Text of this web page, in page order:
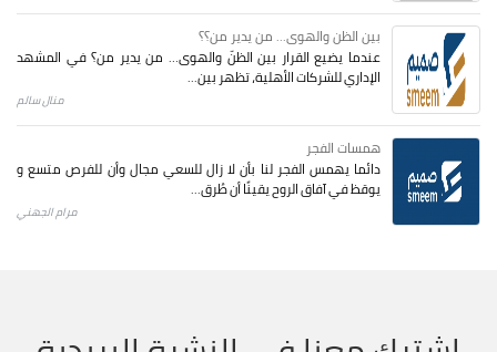
بين الظن والهوى... من يدير من؟؟
عندما يضيع القرار بين الظنّ والهوى… من يدير من؟ في المشهد
الإداري للشركات الأهلية، تظهر بين...
منال سالم
همسات الفجر
دائما يهمس الفجر لنا بأن لا زال للسعي مجال وأن للفرص متسع و
يوقظ في آفاق الروح يقينًا أن طُرق...
مرام الجهني